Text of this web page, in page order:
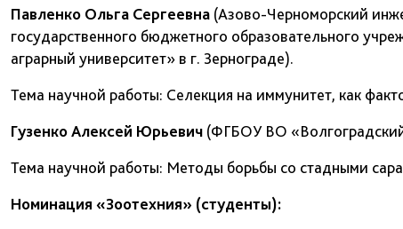
Павленко Ольга Сергеевна (Азово-Черноморский
государственного бюджетного образовательного
аграрный университет» в г. Зернограде).
Тема научной работы: Селекция на иммунитет, как
Гузенко Алексей Юрьевич (ФГБОУ ВО «Волгоградский
Тема научной работы: Методы борьбы со стадными
Номинация «Зоотехния» (студенты):